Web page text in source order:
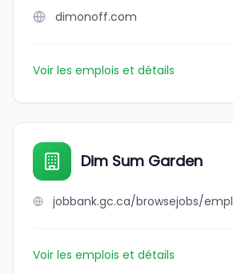
dimonoff.com
Voir les emplois et détails
Dim Sum Garden
Voir les emplois et détails